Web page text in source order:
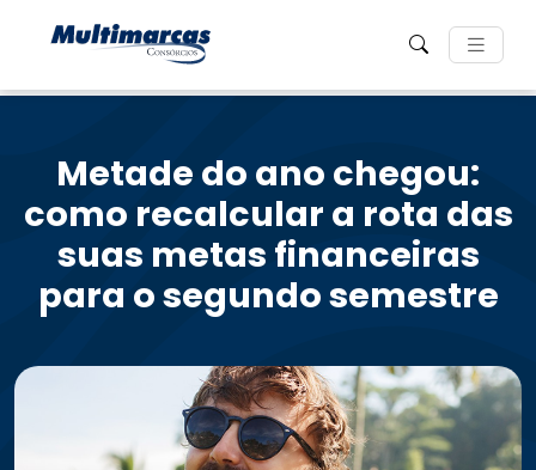
Metade do ano chegou:
como recalcular a rota das
suas metas financeiras
para o segundo semestre